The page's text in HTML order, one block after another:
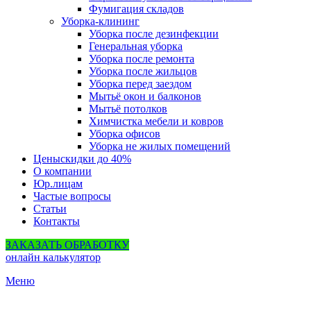
Фумигация складов
Уборка-клининг
Уборка после дезинфекции
Генеральная уборка
Уборка после ремонта
Уборка после жильцов
Уборка перед заездом
Мытьё окон и балконов
Мытьё потолков
Химчистка мебели и ковров
Уборка офисов
Уборка не жилых помещений
Ценыскидки до 40%
О компании
Юр.лицам
Частые вопросы
Статьи
Контакты
ЗАКАЗАТЬ ОБРАБОТКУ
онлайн калькулятор
Меню